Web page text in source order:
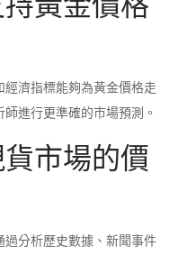
濟指標能夠為黃金價格走
進行更準確的市場預測。
市場的價
分析歷史數據、新聞事件